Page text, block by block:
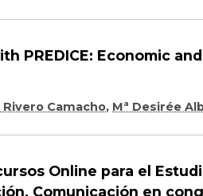
PREDICE: Economic
Camacho, Mª Desirée
Online para el
Comunicación en